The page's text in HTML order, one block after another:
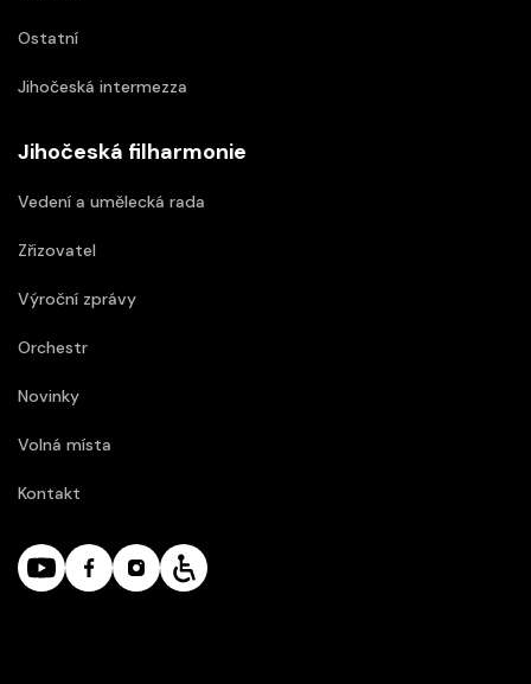
Ostatní
Jihočeská intermezza
Jihočeská filharmonie
Vedení a umělecká rada
Zřizovatel
Výroční zprávy
Orchestr
Novinky
Volná místa
Kontakt